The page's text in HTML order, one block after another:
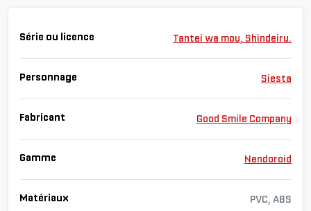
Série ou licence Tantei wa mou, Shindeiru.
Personnage Siesta
Fabricant Good Smile Company
Gamme Nendoroid
Matériaux PVC, ABS